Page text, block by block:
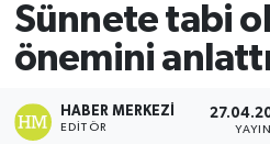
Sünnete tabi
önemini
HABER MERKEZI
EDITÖR
SAĞLIK
ASAYİŞ
EKONOMİ
Çorum Namaz Vakitleri
Trafik Durumu
Süper Lig Puan Durumu